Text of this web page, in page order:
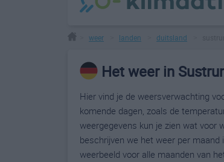
weer landen duitsland
Het weer in
Hier vind je de weersverwachting
komende dagen, zoals de
weergegevens kun je zien wat voor
beschrijven we het weer per
weerbeeld voor alle maanden van